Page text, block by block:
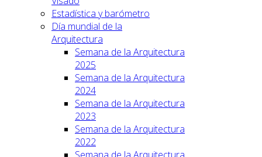
Estadística y barómetro
Día mundial de la
Arquitectura
Semana de la Arquitectura
2025
Semana de la Arquitectura
2024
Semana de la Arquitectura
2023
Semana de la Arquitectura
2022